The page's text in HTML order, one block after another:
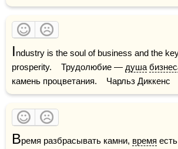
Industry is the soul of business and the
prosperity.    Трудолюбие — душа
камень процветания.    Чарльз Диккенс
Время разбрасывать камни, время